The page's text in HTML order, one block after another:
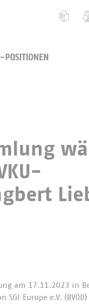
POSITIONEN
am 17.11.2023 in
Europe e.V.